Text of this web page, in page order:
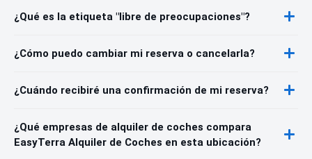
¿Qué es la etiqueta "libre de preocupaciones"?
¿Cómo puedo cambiar mi reserva o cancelarla?
¿Cuándo recibiré una confirmación de mi reserva?
¿Qué empresas de alquiler de coches compara
EasyTerra Alquiler de Coches en esta ubicación?